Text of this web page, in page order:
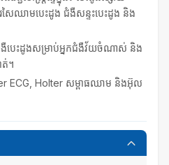
សៃឈាមបេះដូង ជំងឺសន្ទះបេះដូង និង
ងឺបេះដូងសម្រាប់អ្នកជំងឺវ័យចំណាស់ និង
ត់។
ECG, Holter សម្ពាធឈាម និងអ៊ុល